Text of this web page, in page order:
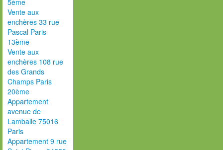
5ème
Vente aux
enchères 33 rue
Pascal Paris
13ème
Vente aux
enchères 108 rue
des Grands
Champs Paris
20ème
Appartement
avenue de
Lamballe 75016
Paris
Appartement 9 rue